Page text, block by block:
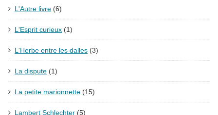
L'Autre livre (6)
L'Esprit curieux (1)
L'Herbe entre les dalles (3)
La dispute (1)
La petite marionnette (15)
Lambert Schlechter (5)